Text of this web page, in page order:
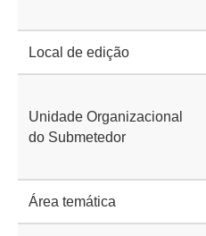
Local de edição
Unidade Organizacional
do Submetedor
Área temática